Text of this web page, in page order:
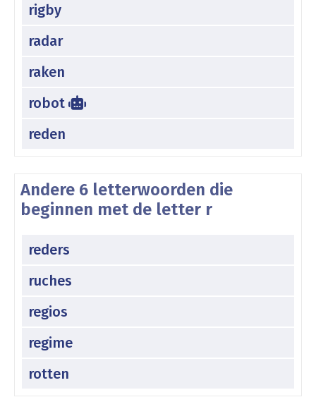
rigby
radar
raken
robot
reden
Andere 6 letterwoorden die
beginnen met de letter r
reders
ruches
regios
regime
rotten